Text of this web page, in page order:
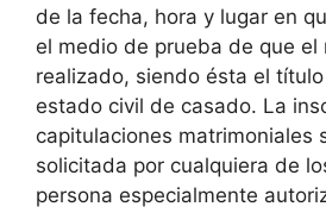
de la fecha, hora y lugar en
el medio de prueba de que el
realizado, siendo ésta el
estado civil de casado. La
capitulaciones matrimoniales
solicitada por cualquiera de
persona especialmente